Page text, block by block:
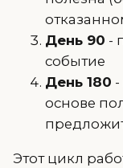
День 90 -
событие
День 180
основе
Этот цикл